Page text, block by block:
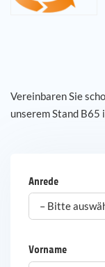
Unternehmen
Referenzen
News
Kontakt
Vereinbaren Sie
unserem Stand B65
Anrede
Vorname